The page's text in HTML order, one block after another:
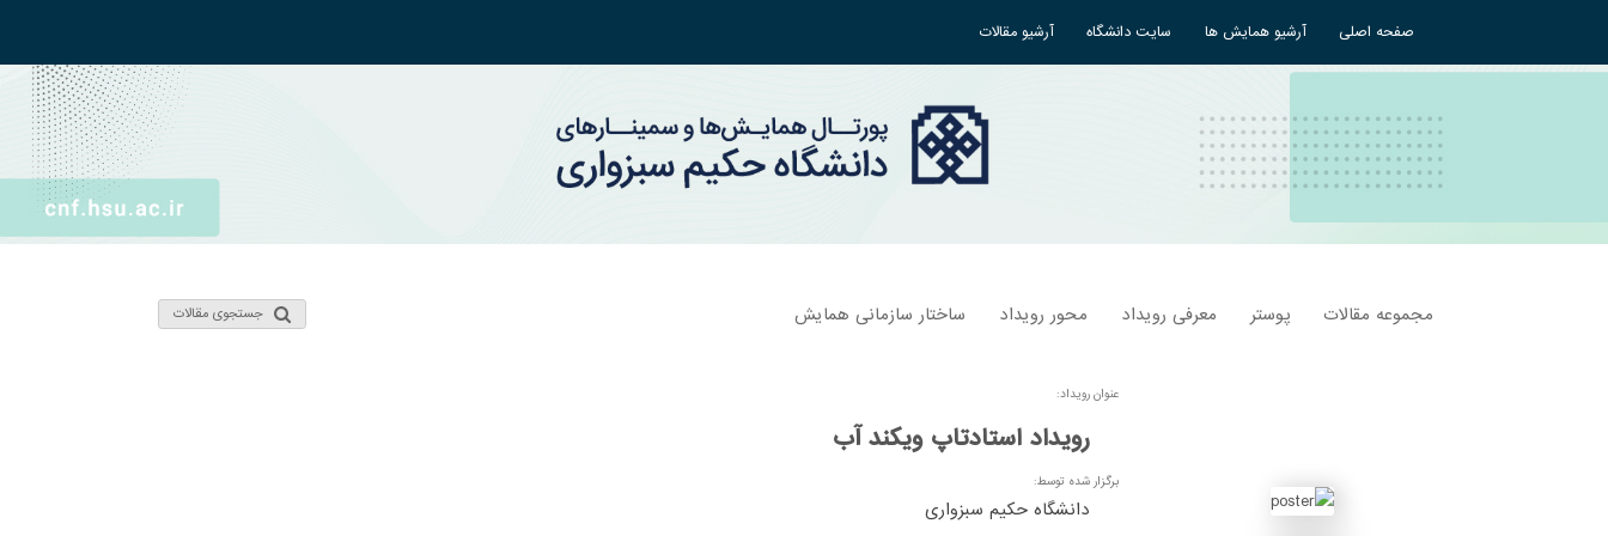
صفحه اصلی آرشیو همایش ها سایت دانشگاه آرشیو مقالات
مجموعه مقالات پوستر معرفی رویداد محور رویداد ساختار سازمانی همایش جستجوی مقالات
عنوان رویداد:
رویداد استادتاپ ویکند آب
برگزار شده توسط:
دانشگاه حکیم سبزواری